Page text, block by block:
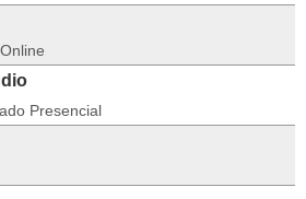
Presencial